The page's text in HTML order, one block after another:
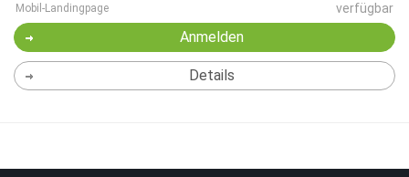
Mobil-Landingpage verfügbar
Anmelden
Details